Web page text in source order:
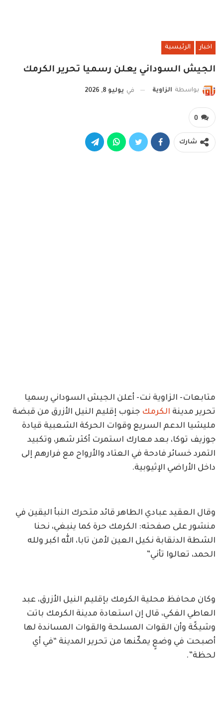
اخبار الرئيسية
الجيش السوداني يعلن رسميا تحرير الكرمك
بواسطة الزاوية في يوليو 8, 2026
0
شارك
متابعات- الزاوية نت- أعلن الجيش السوداني رسميا
تحرير مدينة الكرمك جنوب إقليم النيل الأزرق من قبضة
مليشيا الدعم السريع وقوات الحركة الشعبية قيادة
جوزيف توكا، بعد معارك استمرت أكثر شهر، وتكبيد
التمرد خسائر فادحة في العتاد والأرواح مع فرارهم إلى
داخل الأراضي الإثيوبية.
وقال العقيد عبادي الطاهر قائد متحرك النبأ اليقين في
منشور على صفحته: الكرمك حرة كما ينبغي، نحنا
الشطة الدنقابة نكيل العين لأمن تابا، الله اكبر ولله
الحمد، تعالوا تأني”
وكان محافظ محلية الكرمك بإقليم النيل الأزرق، عبد
العاطي الفكي، قال إن استعادة مدينة الكرمك باتت
وشيكًة وأن القوات المسلحة والقوات المساندة لها
أصبحت في وضعٍ يمكّنها من تحرير المدينة “في أي
لحظة”.